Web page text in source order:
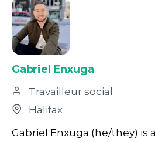
Gabriel Enxuga
Travailleur social
Halifax
Gabriel Enxuga (he/they) is